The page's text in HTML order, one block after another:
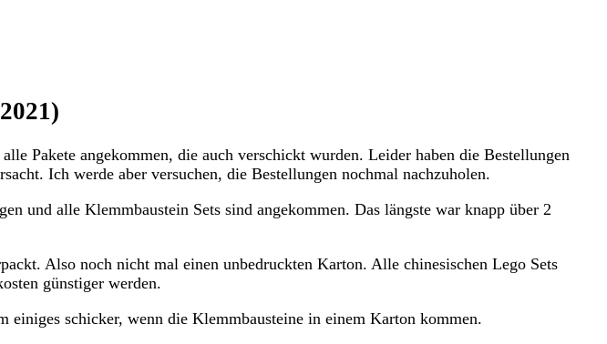
Pakete angekommen, die auch verschickt wurden. Leider haben die Bestellungen
Ich werde aber versuchen, die Bestellungen nochmal nachzuholen.
und alle Klemmbaustein Sets sind angekommen. Das längste war knapp über 2
Also noch nicht mal einen unbedruckten Karton. Alle chinesischen Lego Sets
günstiger werden.
schicker, wenn die Klemmbausteine in einem Karton kommen.